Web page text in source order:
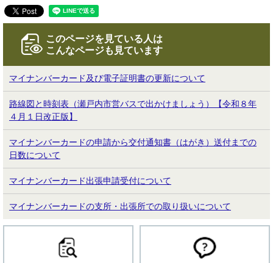
このページを見ている人は
こんなページも見ています
マイナンバーカード及び電子証明書の更新について
路線図と時刻表（瀬戸内市営バスで出かけましょう）【令和８年
４月１日改正版】
マイナンバーカードの申請から交付通知書（はがき）送付までの
日数について
マイナンバーカード出張申請受付について
マイナンバーカードの支所・出張所での取り扱いについて